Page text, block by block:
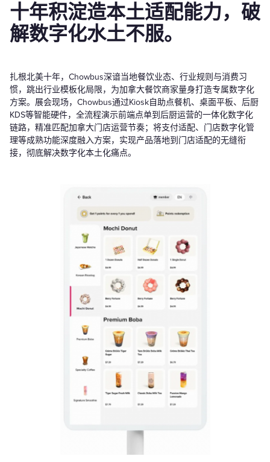
十年积淀造本土适配能力，破
解数字化水土不服。
扎根北美十年，Chowbus深谙当地餐饮业态、行业规则与消费习
惯，跳出行业模板化局限，为加拿大餐饮商家量身打造专属数字化
方案。展会现场，Chowbus通过Kiosk自助点餐机、桌面平板、后厨
KDS等智能硬件，全流程演示前端点单到后厨运营的一体化数字化
链路，精准匹配加拿大门店运营节奏；将支付适配、门店数字化管
理等成熟功能深度融入方案，实现产品落地到门店适配的无缝衔
接，彻底解决数字化本土化痛点。